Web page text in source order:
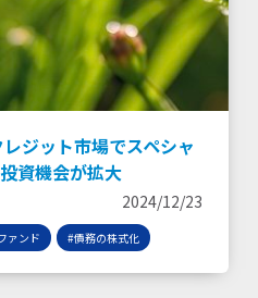
ジット市場でスペシャ
資機会が拡大
2024/12/23
ァンド #債務の株式化